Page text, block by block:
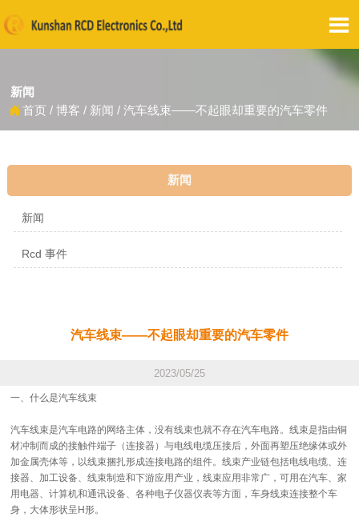

新闻
首页 / 博客 / 新闻 / 汽车线束——不起眼却重要的汽车零件
新闻
新闻
Rcd 事件
汽车线束——不起眼却重要的汽车零件
2023/05/25
一、什么是汽车线束
汽车线束是汽车电路的网络主体，没有线束也就不存在汽车电路。线束是指由铜
材冲制而成的接触件端子（连接器）与电线电缆压接后，外面再塑压绝缘体或外
加金属壳体等，以线束捆扎形成连接电路的组件。线束产业链包括电线电缆、连
接器、加工设备、线束制造和下游应用产业，线束应用非常广，可用在汽车、家
用电器、计算机和通讯设备、各种电子仪器仪表等方面，车身线束连接整个车
身，大体形状呈H形。